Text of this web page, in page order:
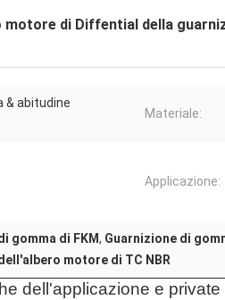
di Diffential della
& abitudine
Materiale:
Applicazione:
gomma di FKM, Guarnizione di
motore di TC NBR
dell'applicazione e